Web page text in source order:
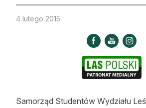
Kultura i historia
Strefa eksperta
Leśnik na zakupach
4 lutego 2015
Samorząd Studentów Wydziału